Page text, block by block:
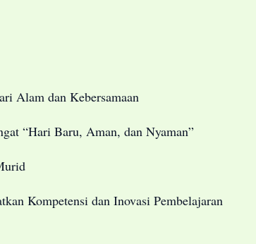
Alam dan Kebersamaan
“Hari Baru, Aman, dan Nyaman”
Kompetensi dan Inovasi Pembelajaran